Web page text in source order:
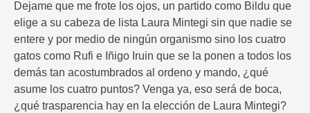
Dejame que me frote los ojos, un partido como Bildu que
elige a su cabeza de lista Laura Mintegi sin que nadie se
entere y por medio de ningún organismo sino los cuatro
gatos como Rufi e Iñigo Iruin que se la ponen a todos los
demás tan acostumbrados al ordeno y mando, ¿qué
asume los cuatro puntos? Venga ya, eso será de boca,
¿qué trasparencia hay en la elección de Laura Mintegi?